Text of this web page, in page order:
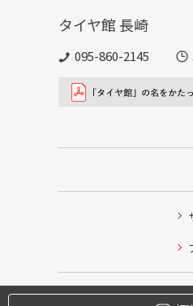
タイヤ館 長崎
095-860-2145
タイヤ点検・安全点
クローク契約会員専
本日のタイヤ履き替